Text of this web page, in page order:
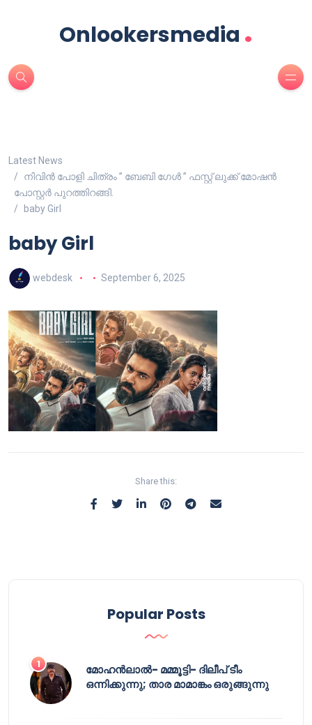
Onlookersmedia .
Latest News
നിവിൻ പോളി ചിത്രം ” ബേബി ഗേൾ ” ഫസ്റ്റ് ലുക്ക് മോഷൻ
പോസ്റ്റർ പുറത്തിറങ്ങി.
baby Girl
baby Girl
webdesk September 6, 2025
Share this:
Popular Posts
മോഹൻലാൽ- മമ്മൂട്ടി- ദിലീപ് ടീം
ഒന്നിക്കുന്നു; താര മാമാങ്കം ഒരുങ്ങുന്നു